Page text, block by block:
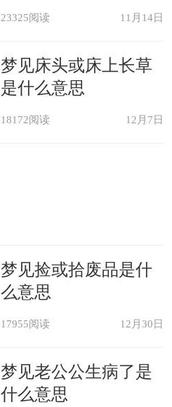
23325阅读 11月14日
梦见床头或床上长草
是什么意思
18172阅读 12月7日
梦见捡或拾废品是什
么意思
17955阅读 12月30日
梦见老公公生病了是
什么意思